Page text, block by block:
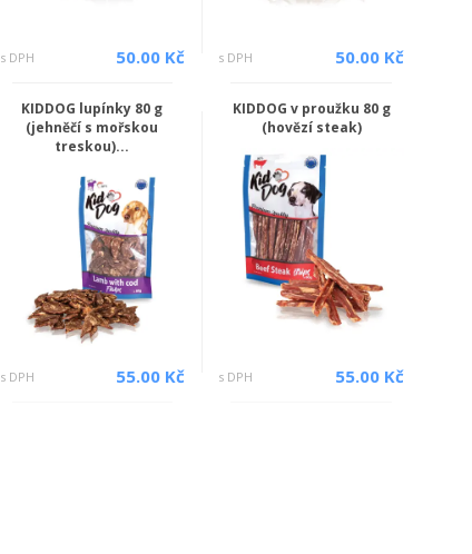
s DPH 50.00 Kč s DPH 50.00 Kč
KIDDOG lupínky 80 g
(jehněčí s mořskou
treskou)...
s DPH 55.00 Kč
KIDDOG v proužku 80 g
(hovězí steak)
s DPH 55.00 Kč